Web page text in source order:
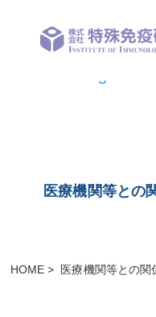
医療機関等との
HOME 医療機関等との